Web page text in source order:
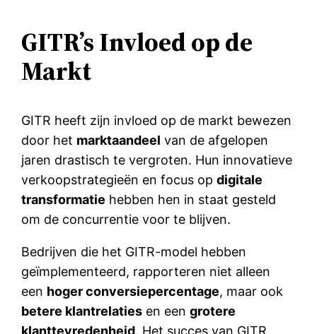
GITR’s Invloed op de
Markt
GITR heeft zijn invloed op de markt bewezen
door het marktaandeel van de afgelopen
jaren drastisch te vergroten. Hun innovatieve
verkoopstrategieën en focus opdigitale
transformatie hebben hen in staat gesteld
om de concurrentie voor te blijven.
Bedrijven die het GITR-model hebben
geïmplementeerd, rapporteren niet alleen
een hoger conversiepercentage, maar ook
betere klantrelaties en eengrotere
klanttevredenheid. Het succes van GITR